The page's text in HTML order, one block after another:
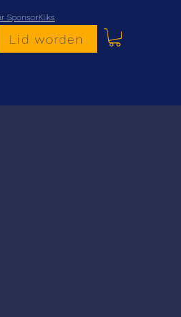
Lid worden
SponsorKliks